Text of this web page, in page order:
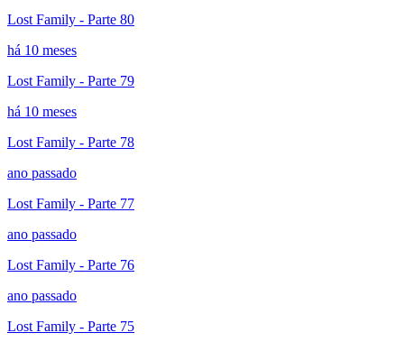
Lost Family - Parte 80
há 10 meses
Lost Family - Parte 79
há 10 meses
Lost Family - Parte 78
ano passado
Lost Family - Parte 77
ano passado
Lost Family - Parte 76
ano passado
Lost Family - Parte 75